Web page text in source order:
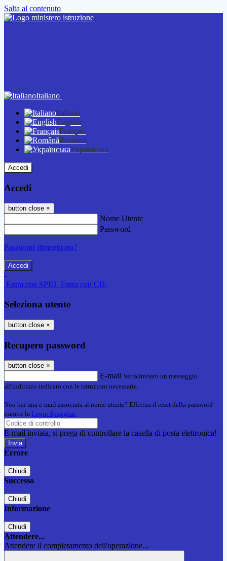
Salta al contenuto
Italiano
Italiano
English
Français
Română
Українська
Accedi
Accedi
button close ×
Nome Utente
Password
Password dimenticata?
-
Entra con SPID Entra con CIE
Seleziona utente
button close ×
Recupero password
button close ×
E-mail Verrà inviato un messaggio
all'indirizzo indicato con le istruzioni necessarie.
Non hai una e-mail associata al nome utente? Effettua il reset della password
tramite la Login Spaggiari
E-mail inviata, si prega di controllare la casella di posta elettronica!
Errore
Chiudi
Successo
Chiudi
Informazione
Chiudi
Attendere...
Attendere il completamento dell'operazione...